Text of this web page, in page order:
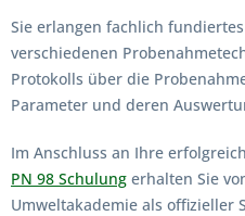
Sie erlangen fachlich
verschiedenen
Protokolls über die
Parameter und deren
Im Anschluss an Ihre
PN 98 Schulung erhalten Sie
Umweltakademie als offizieller